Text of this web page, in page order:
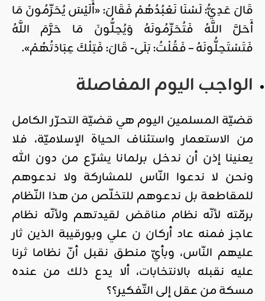
قَالَ عَدِيُّ: لَسْنَا نَعْبُدُهُمْ فَقَالَ: «أَلَيْسَ يُحَرِّمُونَ مَا
أَحَلَّ اللَّهُ فَتُحَرِّمُونَهُ وَيُحِلُّونَ مَا حَرَّمَ اللَّهُ
فَتَسْتَحِلُّونَهُ – فَقُلْتُ: بَلَى- قَالَ: فَتِلْكَ عِبَادَتُهُمْ».
الواجب اليوم المفاصلة
قضيّة المسلمين اليوم هي قضيّة التحرّر الكامل
من الاستعمار واستئناف الحياة الإسلاميّة، فلا
يعنينا إذن أن ندخل برلمانا يشرّع من دون الله
ونحن لا ندعوا النّاس للمشاركة ولا ندعوهم
للمقاطعة بل ندعوهم للتخلّص من هذا النّظام
برمّته لأنّه نظام مناقض لقيدتهم ولأنّه نظام
عاجز فمنه عاد أركان ن علي وبورقيبة الذين ثار
عليهم النّاس، وبأيّ منطق نقبل أنّ نظاما ثرنا
عليه نقبله بالانتخابات، ألا يدع ذلك من عنده
مسكة من عقل إلى التّفكير؟؟